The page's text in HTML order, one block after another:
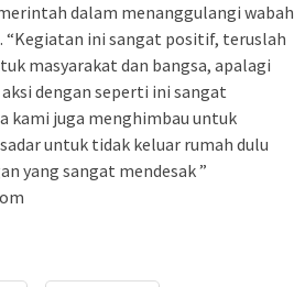
dalam menanggulangi wabah
“Kegiatan ini sangat positif, teruslah
masyarakat dan bangsa, apalagi
dengan seperti ini sangat
kami juga menghimbau untuk
untuk tidak keluar rumah dulu
yang sangat mendesak ”